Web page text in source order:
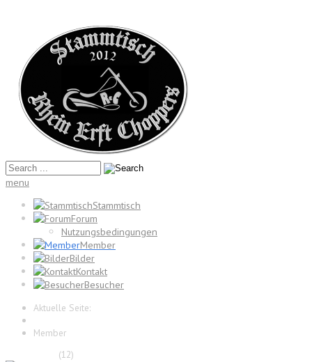
menu
Stammtisch
Forum
Nutzungsbedingungen
Member
Bilder
Kontakt
Besucher
Aktuelle Seite:
Member
(12)